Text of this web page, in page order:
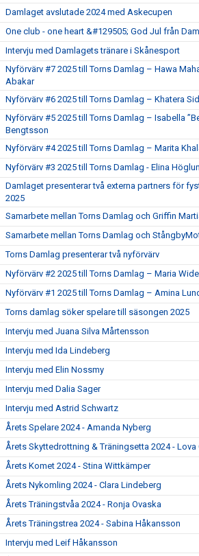
Damlaget avslutade 2024 med Askecupen
One club - one heart &#129505; God Jul från
Intervju med Damlagets tränare i Skånesport
Nyförvärv #7 2025 till Torns Damlag – Hawa
Abakar
Nyförvärv #6 2025 till Torns Damlag – Khatera
Nyförvärv #5 2025 till Torns Damlag – Isabella
Bengtsson
Nyförvärv #4 2025 till Torns Damlag – Marita
Nyförvärv #3 2025 till Torns Damlag - Elina
Damlaget presenterar två externa partners för
2025
Samarbete mellan Torns Damlag och Griffin
Samarbete mellan Torns Damlag och
Torns Damlag presenterar två nyförvärv
Nyförvärv #2 2025 till Torns Damlag – Maria
Nyförvärv #1 2025 till Torns Damlag – Amina
Torns damlag söker spelare till säsongen 2025
Intervju med Juana Silva Mårtensson
Intervju med Ida Lindeberg
Intervju med Elin Nossmy
Intervju med Dalia Sager
Intervju med Astrid Schwartz
Årets Spelare 2024 - Amanda Nyberg
Årets Skyttedrottning & Träningsetta 2024 - Lova
Årets Komet 2024 - Stina Wittkämper
Årets Nykomling 2024 - Clara Lindeberg
Årets Träningstvåa 2024 - Ronja Ovaska
Årets Träningstrea 2024 - Sabina Håkansson
Intervju med Leif Håkansson